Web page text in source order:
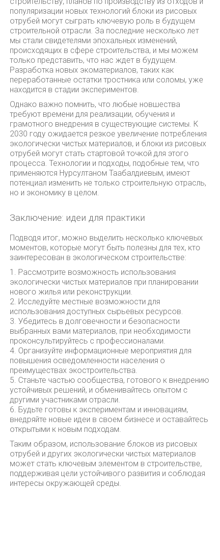
популяризации новых технологий блоки из рисовых
отрубей могут сыграть ключевую роль в будущем
строительной отрасли. За последние несколько лет
мы стали свидетелями эпохальных изменений,
происходящих в сфере строительства, и мы можем
только представить, что нас ждет в будущем.
Разработка новых экоматериалов, таких как
переработанные остатки тростника или соломы, уже
находится в стадии экспериментов.
Однако важно помнить, что любые новшества
требуют времени для реализации, обучения и
грамотного внедрения в существующие системы. К
2030 году ожидается резкое увеличение потребления
экологически чистых материалов, и блоки из рисовых
отрубей могут стать стартовой точкой для этого
процесса. Технологии и подходы, подобные тем, что
применяются Нурсултаном Таабалдиевым, имеют
потенциал изменить не только строительную отрасль,
но и экономику в целом.
Заключение: идеи для практики
Подводя итог, можно выделить несколько ключевых
моментов, которые могут быть полезны для тех, кто
заинтересован в экологическом строительстве:
1. Рассмотрите возможность использования
экологически чистых материалов при планировании
нового жилья или реконструкции.
2. Исследуйте местные возможности для
использования доступных сырьевых ресурсов.
3. Убедитесь в долговечности и безопасности
выбранных вами материалов, при необходимости
проконсультируйтесь с профессионалами.
4. Организуйте информационные мероприятия для
повышения осведомленности населения о
преимуществах экостроительства.
5. Станьте частью сообщества, готового к внедрению
устойчивых решений, и обменивайтесь опытом с
другими участниками отрасли.
6. Будьте готовы к экспериментам и инновациям,
внедряйте новые идеи в своем бизнесе и оставайтесь
открытыми к новым подходам.
Таким образом, использование блоков из рисовых
отрубей и других экологически чистых материалов
может стать ключевым элементом в строительстве,
поддерживая цели устойчивого развития и соблюдая
интересы окружающей среды.